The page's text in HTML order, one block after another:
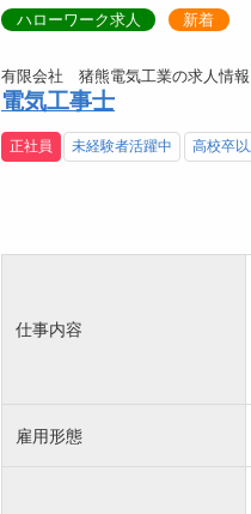
ハローワーク求人 新着
有限会社 猪熊電気工業の求人情
電気工事士
正社員 未経験者活躍中 高校卒
仕事内容
雇用形態